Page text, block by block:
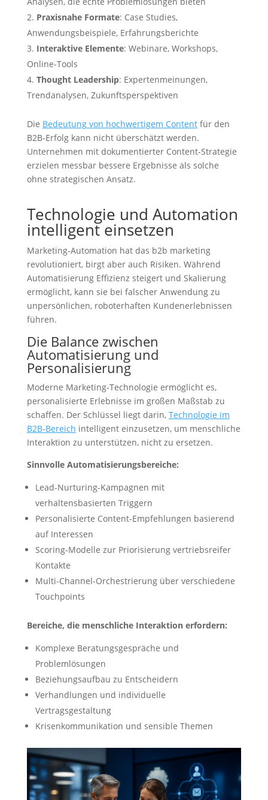
Praxisnahe Formate: Case Studies,
Anwendungsbeispiele, Erfahrungsberichte
Interaktive Elemente: Webinare, Workshops,
Online-Tools
Thought Leadership: Expertenmeinungen,
Trendanalysen, Zukunftsperspektiven
Die Bedeutung von hochwertigem Contentfür den
B2B-Erfolg kann nicht überschätzt werden.
Unternehmen mit dokumentierter Content-Strategie
erzielen messbar bessere Ergebnisse als solche
ohne strategischen Ansatz.
Technologie und Automation
intelligent einsetzen
Marketing-Automation hat das b2b marketing
revolutioniert, birgt aber auch Risiken. Während
Automatisierung Effizienz steigert und Skalierung
ermöglicht, kann sie bei falscher Anwendung zu
unpersönlichen, roboterhaften Kundenerlebnissen
führen.
Die Balance zwischen
Automatisierung und
Personalisierung
Moderne Marketing-Technologie ermöglicht es,
personalisierte Erlebnisse im großen Maßstab zu
schaffen. Der Schlüssel liegt darin, Technologie im
B2B-Bereich intelligent einzusetzen, um menschliche
Interaktion zu unterstützen, nicht zu ersetzen.
Sinnvolle Automatisierungsbereiche:
Lead-Nurturing-Kampagnen mit
verhaltensbasierten Triggern
Personalisierte Content-Empfehlungen basierend
auf Interessen
Scoring-Modelle zur Priorisierung vertriebsreifer
Kontakte
Multi-Channel-Orchestrierung über verschiedene
Touchpoints
Bereiche, die menschliche Interaktion erfordern:
Komplexe Beratungsgespräche und
Problemlösungen
Beziehungsaufbau zu Entscheidern
Verhandlungen und individuelle
Vertragsgestaltung
Krisenkommunikation und sensible Themen